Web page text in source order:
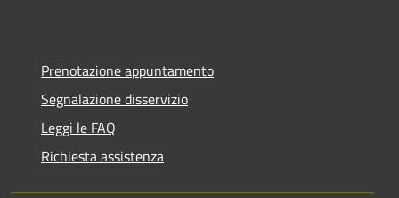
Prenotazione appuntamento
Segnalazione disservizio
Leggi le FAQ
Richiesta assistenza